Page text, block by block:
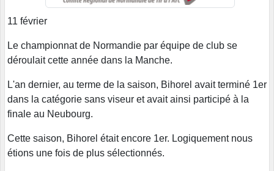
11 février
Le championnat de Normandie par équipe de club se
déroulait cette année dans la Manche.
L'an dernier, au terme de la saison, Bihorel avait terminé 1er
dans la catégorie sans viseur et avait ainsi participé à la
finale au Neubourg.
Cette saison, Bihorel était encore 1er. Logiquement nous
étions une fois de plus sélectionnés.